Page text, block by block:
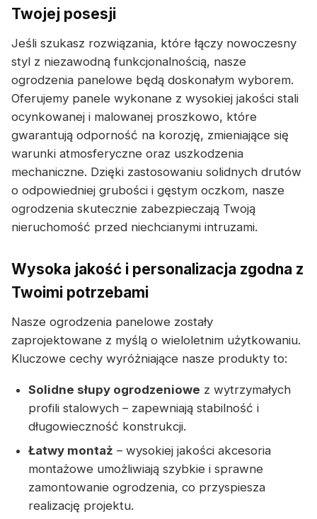
Twojej posesji
Jeśli szukasz rozwiązania, które łączy nowoczesny
styl z niezawodną funkcjonalnością, nasze
ogrodzenia panelowe będą doskonałym wyborem.
Oferujemy panele wykonane z wysokiej jakości stali
ocynkowanej i malowanej proszkowo, które
gwarantują odporność na korozję, zmieniające się
warunki atmosferyczne oraz uszkodzenia
mechaniczne. Dzięki zastosowaniu solidnych drutów
o odpowiedniej grubości i gęstym oczkom, nasze
ogrodzenia skutecznie zabezpieczają Twoją
nieruchomość przed niechcianymi intruzami.
Wysoka jakość i personalizacja zgodna z
Twoimi potrzebami
Nasze ogrodzenia panelowe zostały
zaprojektowane z myślą o wieloletnim użytkowaniu.
Kluczowe cechy wyróżniające nasze produkty to:
Solidne słupy ogrodzeniowe z wytrzymałych
profili stalowych – zapewniają stabilność i
długowieczność konstrukcji.
Łatwy montaż – wysokiej jakości akcesoria
montażowe umożliwiają szybkie i sprawne
zamontowanie ogrodzenia, co przyspiesza
realizację projektu.